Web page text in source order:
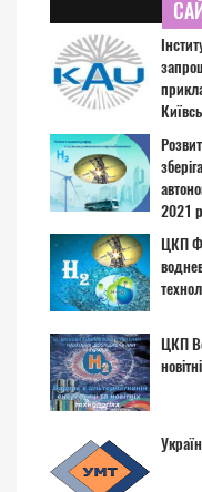
2021
ЦКП
ЦКП